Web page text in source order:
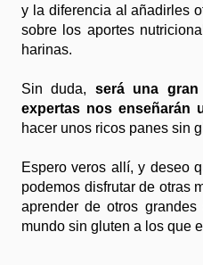
y la diferencia al añadirles
sobre los aportes
harinas.
Sin duda, será una
expertas nos enseñarán
hacer unos ricos panes sin
Espero veros allí, y deseo
podemos disfrutar de otras
aprender de otros
mundo sin gluten a los que